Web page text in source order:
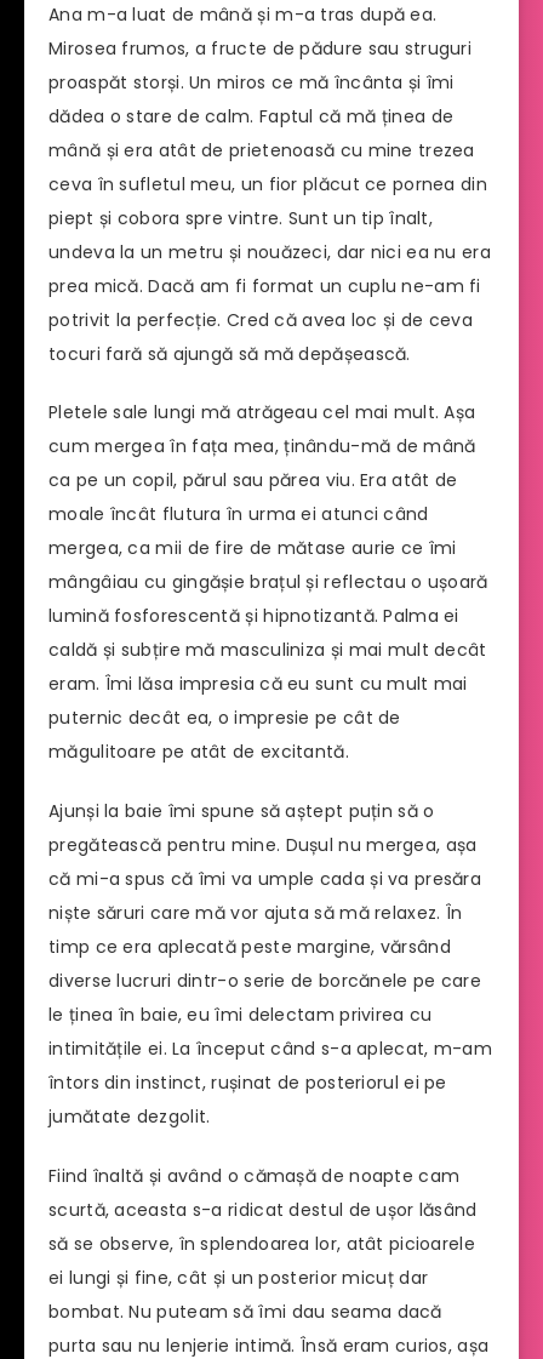
Ana m-a luat de mână și m-a tras după ea.
Mirosea frumos, a fructe de pădure sau struguri
proaspăt storși. Un miros ce mă încânta și îmi
dădea o stare de calm. Faptul că mă ținea de
mână și era atât de prietenoasă cu mine trezea
ceva în sufletul meu, un fior plăcut ce pornea din
piept și cobora spre vintre. Sunt un tip înalt,
undeva la un metru și nouăzeci, dar nici ea nu era
prea mică. Dacă am fi format un cuplu ne-am fi
potrivit la perfecție. Cred că avea loc și de ceva
tocuri fară să ajungă să mă depășească.
Pletele sale lungi mă atrăgeau cel mai mult. Așa
cum mergea în fața mea, ținându-mă de mână
ca pe un copil, părul sau părea viu. Era atât de
moale încât flutura în urma ei atunci când
mergea, ca mii de fire de mătase aurie ce îmi
mângâiau cu gingășie brațul și reflectau o ușoară
lumină fosforescentă și hipnotizantă. Palma ei
caldă și subțire mă masculiniza și mai mult decât
eram. Îmi lăsa impresia că eu sunt cu mult mai
puternic decât ea, o impresie pe cât de
măgulitoare pe atât de excitantă.
Ajunși la baie îmi spune să aștept puțin să o
pregătească pentru mine. Dușul nu mergea, așa
că mi-a spus că îmi va umple cada și va presăra
niște săruri care mă vor ajuta să mă relaxez. În
timp ce era aplecată peste margine, vărsând
diverse lucruri dintr-o serie de borcănele pe care
le ținea în baie, eu îmi delectam privirea cu
intimitățile ei. La început când s-a aplecat, m-am
întors din instinct, rușinat de posteriorul ei pe
jumătate dezgolit.
Fiind înaltă și având o cămașă de noapte cam
scurtă, aceasta s-a ridicat destul de ușor lăsând
să se observe, în splendoarea lor, atât picioarele
ei lungi și fine, cât și un posterior micuț dar
bombat. Nu puteam să îmi dau seama dacă
purta sau nu lenjerie intimă. Însă eram curios, așa